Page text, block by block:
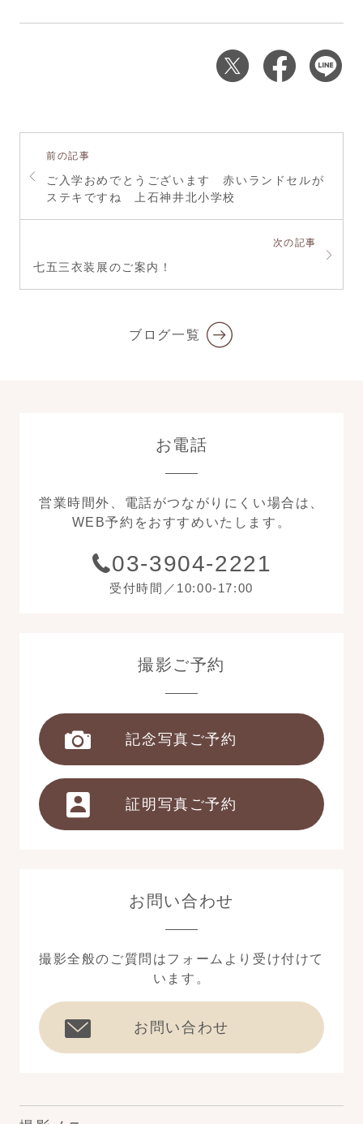
前の記事
ご入学おめでとうございます 赤いランドセルが
ステキですね 上石神井北小学校
次の記事
七五三衣装展のご案内！
ブログ一覧
お電話
営業時間外、電話がつながりにくい場合は、
WEB予約をおすすめいたします。
03-3904-2221
受付時間／10:00-17:00
撮影ご予約
記念写真ご予約
証明写真ご予約
お問い合わせ
撮影全般のご質問はフォームより受け付けて
います。
お問い合わせ